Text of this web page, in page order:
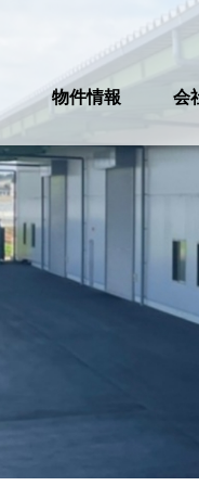
物件情報 会